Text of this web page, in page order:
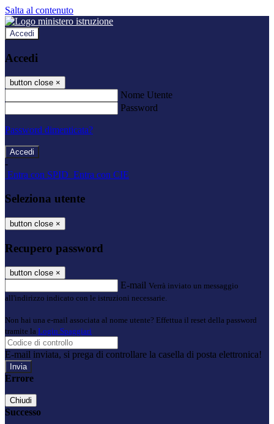
Salta al contenuto
Accedi
Accedi
button close ×
Nome Utente
Password
Password dimenticata?
-
Entra con SPID Entra con CIE
Seleziona utente
button close ×
Recupero password
button close ×
E-mail Verrà inviato un messaggio
all'indirizzo indicato con le istruzioni necessarie.
Non hai una e-mail associata al nome utente? Effettua il reset della password
tramite la Login Spaggiari
E-mail inviata, si prega di controllare la casella di posta elettronica!
Errore
Chiudi
Successo